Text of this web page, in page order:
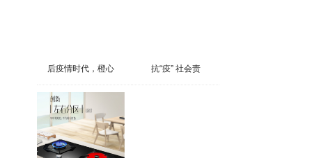
后疫情时代，橙心 抗“疫” 社会责